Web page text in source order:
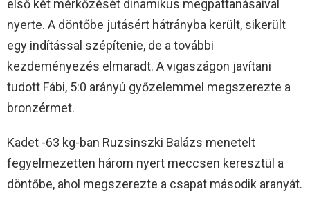
első két mérkőzését dinamikus megpattanásaival
nyerte. A döntőbe jutásért hátrányba került, sikerült
egy indítással szépítenie, de a további
kezdeményezés elmaradt. A vigaszágon javítani
tudott Fábi, 5:0 arányú győzelemmel megszerezte a
bronzérmet.
Kadet -63 kg-ban Ruzsinszki Balázs menetelt
fegyelmezetten három nyert meccsen keresztül a
döntőbe, ahol megszerezte a csapat második aranyát.